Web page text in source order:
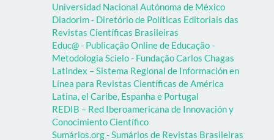
Universidad Nacional Autónoma de México
Diadorim - Diretório de Políticas Editoriais das
Revistas Científicas Brasileiras
Educ@ - Publicação Online de Educação -
Metodologia Scielo - Fundação Carlos Chagas
Latindex – Sistema Regional de Información en
Línea para Revistas Científicas de América
Latina, el Caribe, Espanha e Portugal
REDIB – Red Iberoamericana de Innovación y
Conocimiento Científico
Sumários.org - Sumários de Revistas Brasileiras